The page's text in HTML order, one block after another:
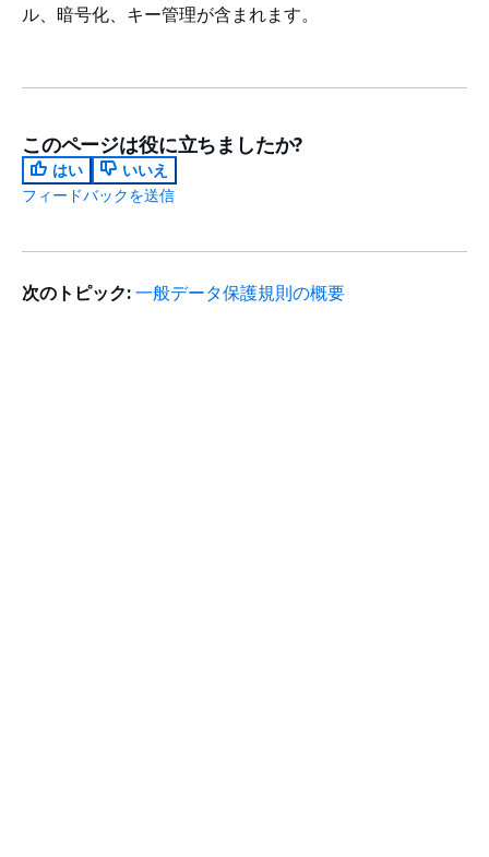
ル、暗号化、キー管理が含まれます。
このページは役に立ちましたか?
はい
いいえ
フィードバックを送信
次のトピック: 一般データ保護規則の概要